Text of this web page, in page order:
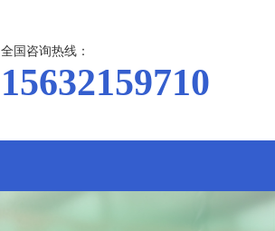
全国咨询热线：
15632159710